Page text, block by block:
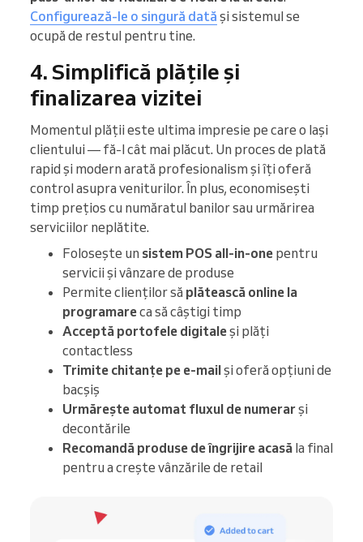
Configurează-le o singură dată și sistemul se
ocupă de restul pentru tine.
4. Simplifică plățile și
finalizarea vizitei
Momentul plății este ultima impresie pe care o lași
clientului — fă-l cât mai plăcut. Un proces de plată
rapid și modern arată profesionalism și îți oferă
control asupra veniturilor. În plus, economisești
timp prețios cu număratul banilor sau urmărirea
serviciilor neplătite.
Folosește un sistem POS all-in-one pentru
servicii și vânzare de produse
Permite clienților să plătească online la
programareca să câștigi timp
Acceptă portofele digitaleși plăți
contactless
Trimite chitanțe pe e-mailși oferă opțiuni de
bacșiș
Urmărește automat fluxul de numerarși
decontările
Recomandă produse de îngrijire acasă la final
pentru a crește vânzările de retail